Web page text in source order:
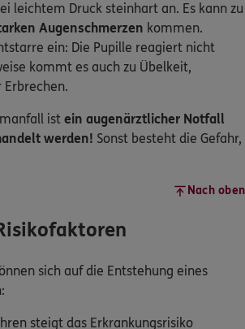
leichtem Druck steinhart an. Es kann zu
Augenschmerzen kommen.
ein: Die Pupille reagiert nicht
kommt es auch zu Übelkeit,
Erbrechen.
ist ein augenärztlicher Notfall
werden! Sonst besteht die Gefahr,
Nach oben
sich auf die Entstehung eines
steigt das Erkrankungsrisiko